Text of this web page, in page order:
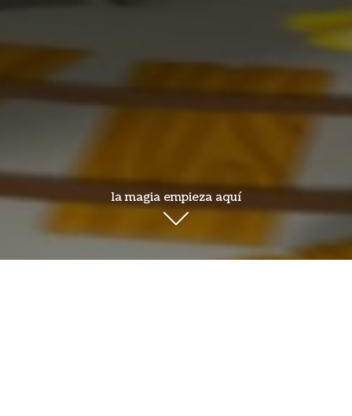
la magia empieza aquí